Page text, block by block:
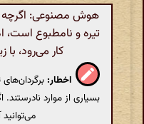
هوش مصنوعی: اگرچه
تیره و نامطبوع است،
کار می‌رود، با
اخطار:
بسیاری از موارد
می‌توانید